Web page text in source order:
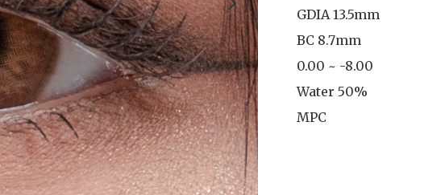
GDIA 13.5mm
BC 8.7mm
0.00 ~ -8.00
Water 50%
MPC